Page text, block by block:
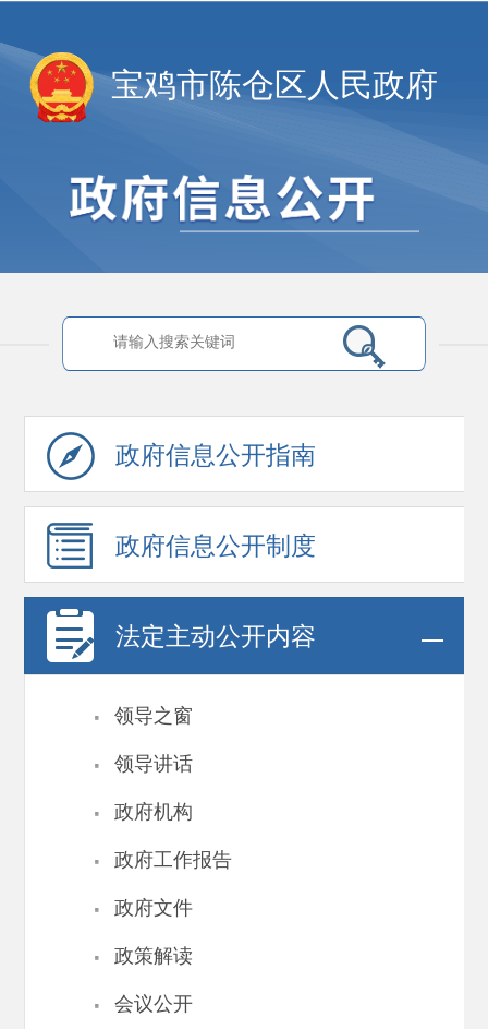
宝鸡市陈仓区人民政府
政府信息公开指南
政府信息公开制度
法定主动公开内容
· 领导之窗
· 领导讲话
· 政府机构
· 政府工作报告
· 政府文件
· 政策解读
· 会议公开